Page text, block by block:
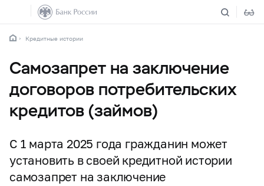
Кредитные истории
Самозапрет на заключение
договоров потребительских
кредитов (займов)
С 1 марта 2025 года гражданин может
установить в своей кредитной истории
самозапрет на заключение